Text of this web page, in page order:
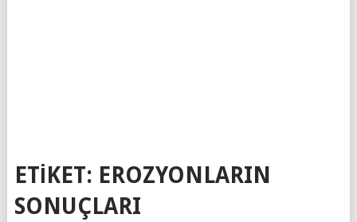
ETIKET: EROZYONLARIN
SONUÇLARI